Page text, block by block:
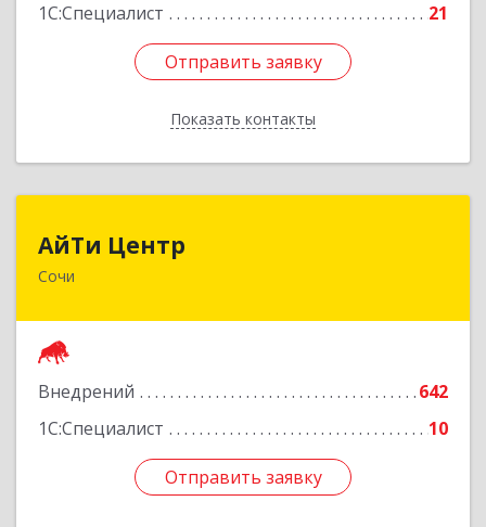
1С:Специалист
21
Отправить заявку
Показать контакты
Отправить заявку
Назад
АйТи Центр
Сочи
Внедрений
642
1С:Специалист
10
Отправить заявку
354000, Краснодарский край, Сочи, Московская
Отправить заявку